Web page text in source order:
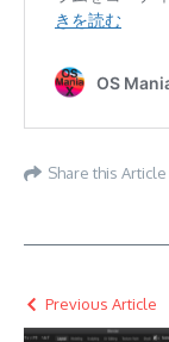
Share this Article
Previous Article